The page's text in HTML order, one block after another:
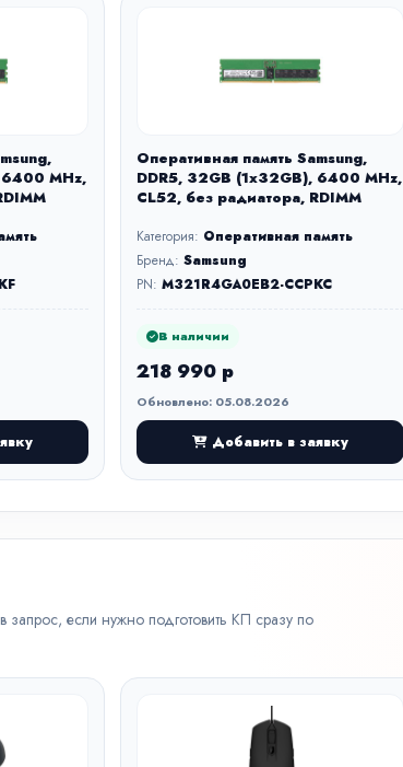
6400 MHz,
Оперативная память Samsung,
DDR5, 32GB (1x32GB), 6400 MHz,
CL52, без радиатора, RDIMM
Категория: Оперативная память
Бренд: Samsung
PN: M321R4GA0EB2-CCPKC
В наличии
218 990 р
Обновлено: 05.08.2026
Добавить в заявку
запрос, если нужно подготовить КП сразу по